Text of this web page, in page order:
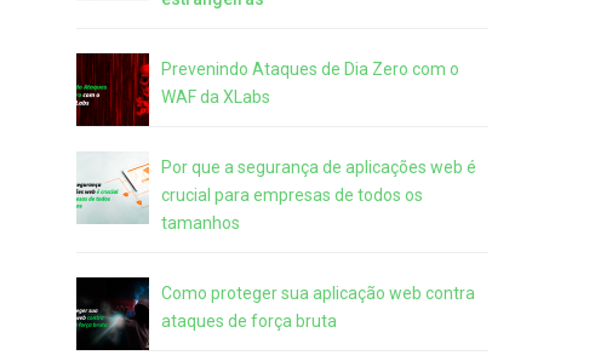
Prevenindo Ataques de Dia Zero com o
WAF da XLabs
Por que a segurança de aplicações web é
crucial para empresas de todos os
tamanhos
Como proteger sua aplicação web contra
ataques de força bruta